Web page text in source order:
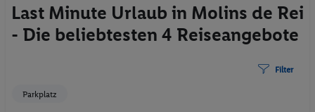
Last Minute Urlaub in Molins de Rei
- Die beliebtesten 4 Reiseangebote
Filter
Parkplatz